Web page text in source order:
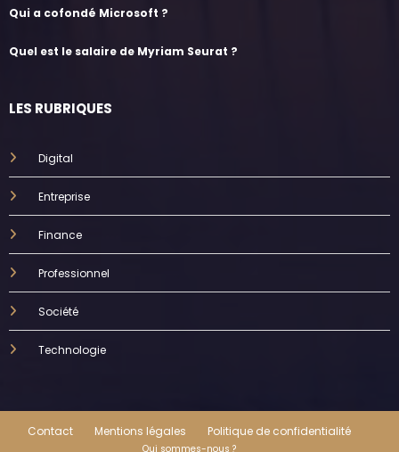
Qui a cofondé Microsoft ?
Quel est le salaire de Myriam Seurat ?
LES RUBRIQUES
Digital
Entreprise
Finance
Professionnel
Société
Technologie
Contact Mentions légales Politique de confidentialité
Qui sommes-nous ?